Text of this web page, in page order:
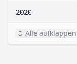
2020
Alle aufklappen